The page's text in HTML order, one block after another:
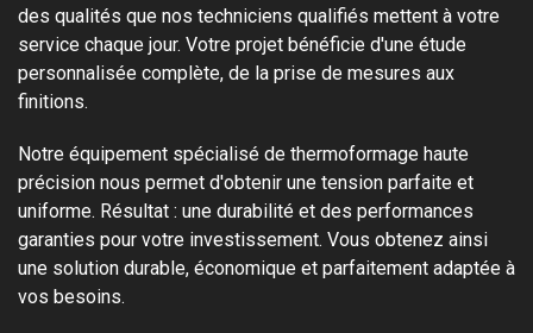
des qualités que nos techniciens qualifiés mettent à votre
service chaque jour. Votre projet bénéficie d'une étude
personnalisée complète, de la prise de mesures aux
finitions.
Notre équipement spécialisé de thermoformage haute
précision nous permet d'obtenir une tension parfaite et
uniforme. Résultat : une durabilité et des performances
garanties pour votre investissement. Vous obtenez ainsi
une solution durable, économique et parfaitement adaptée à
vos besoins.